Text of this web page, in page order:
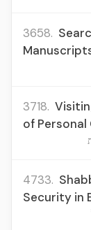
3658.
3718.
of
4733.
Security in